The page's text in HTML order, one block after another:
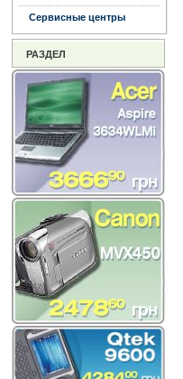
Сервисные центры
РАЗДЕЛ